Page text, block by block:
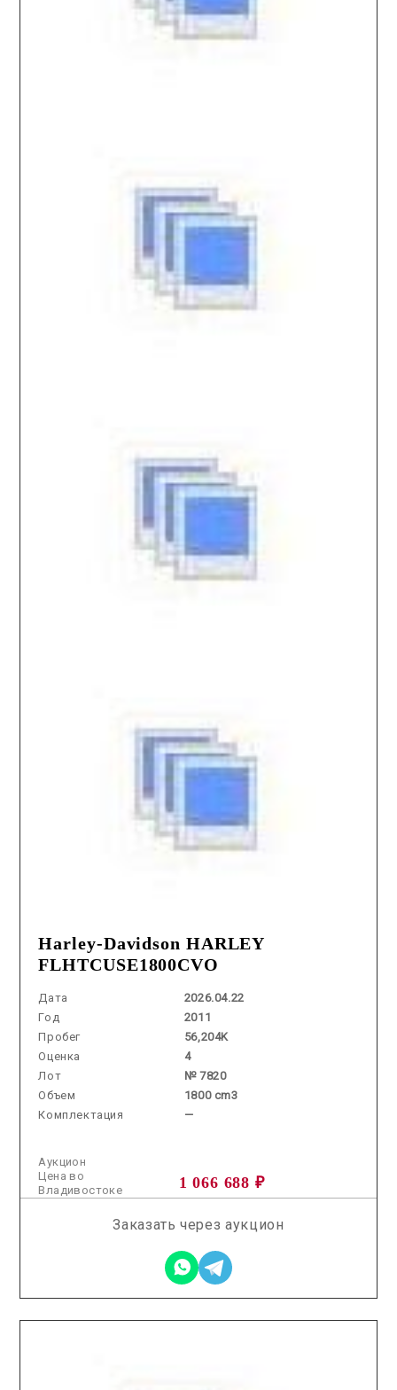
Harley-Davidson HARLEY
FLHTCUSE1800CVO
Дата
2026.04.22
Год
2011
Пробег
56,204K
Оценка
4
Лот
№ 7820
Объем
1800 cm3
Комплектация
—
Аукцион
1 066 688 ₽
Цена во
Владивостоке
Заказать через аукцион